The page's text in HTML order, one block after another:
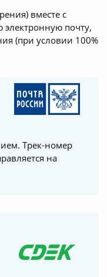
вместе с
электронную почту,
(при условии 100%
Трек-номер
на